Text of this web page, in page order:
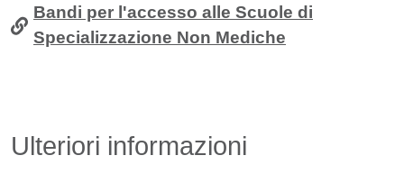
Bandi per l'accesso alle Scuole di
Specializzazione Non Mediche
Ulteriori informazioni